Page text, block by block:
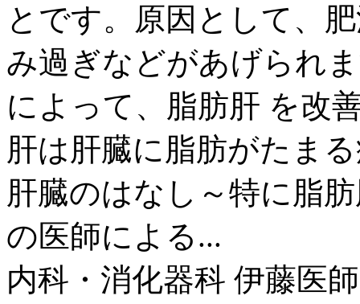
とです。原因として、
み過ぎなどがあげられ
によって、脂肪肝 を改
肝は肝臓に脂肪がたま
肝臓のはなし～特に脂
の医師による...
内科・消化器科 伊藤医